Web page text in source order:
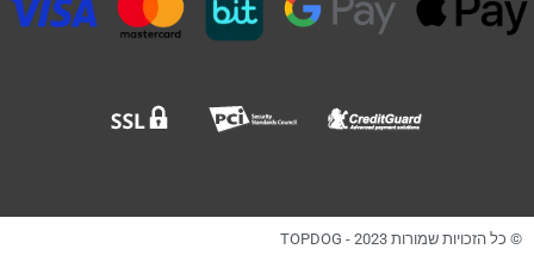
© כל הזכויות שמורות TOPDOG - 2023